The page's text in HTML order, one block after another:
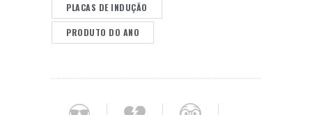
PLACAS DE INDUÇÃO
PRODUTO DO ANO